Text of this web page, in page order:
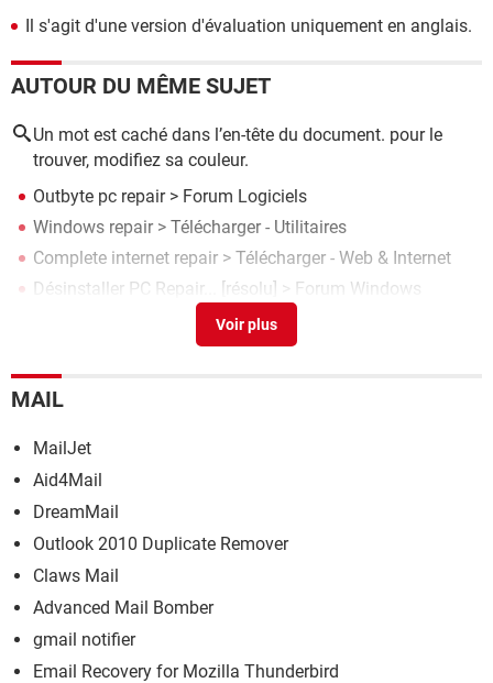
Il s'agit d'une version d'évaluation uniquement en anglais.
AUTOUR DU MÊME SUJET
Un mot est caché dans l’en-tête du document. pour le
trouver, modifiez sa couleur.
Outbyte pc repair> Forum Logiciels
Windows repair> Télécharger - Utilitaires
Complete internet repair > Télécharger - Web & Internet
Désinstaller PC Repair...
[résolu] > Forum Windows
> Guide
MAIL
MailJet
Aid4Mail
DreamMail
Outlook 2010 Duplicate Remover
Claws Mail
Advanced Mail Bomber
gmail notifier
Email Recovery for Mozilla Thunderbird